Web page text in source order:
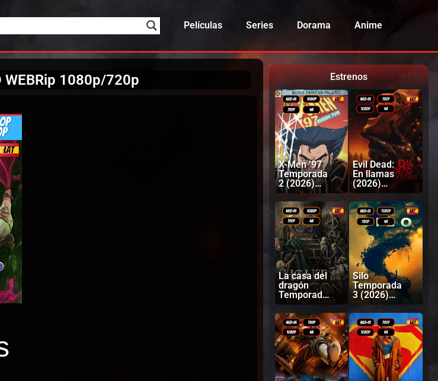
Películas Series Dorama Anime
WEBRip 1080p/720p Estrenos
X-Men ’97
Temporada
2 (2026)
Latino |
Inglés
Evil Dead:
En llamas
(2026)
Latino |
Inglés
La casa del
dragón
Temporada
3 (2026)
Latino |
Ingles
Silo
Temporada
3 (2026)
Latino |
Inglés